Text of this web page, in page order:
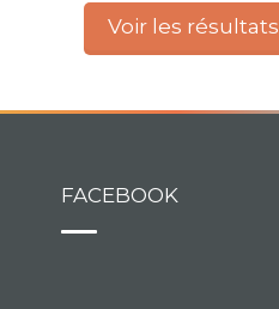
Voir les résultats
FACEBOOK